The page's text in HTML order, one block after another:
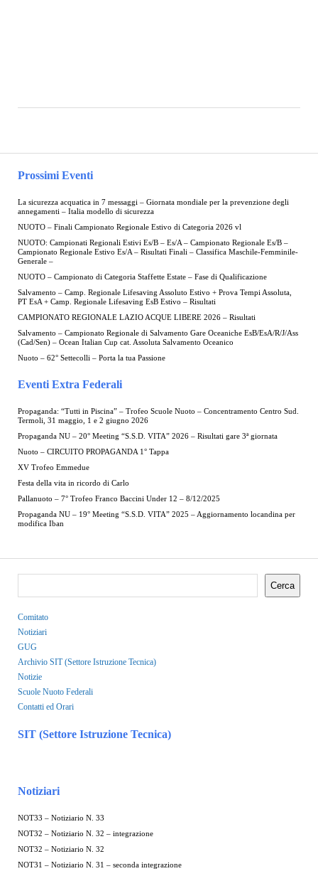
Prossimi Eventi
La sicurezza acquatica in 7 messaggi – Giornata mondiale per la prevenzione degli
annegamenti – Italia modello di sicurezza
NUOTO – Finali Campionato Regionale Estivo di Categoria 2026 vl
NUOTO: Campionati Regionali Estivi Es/B – Es/A – Campionato Regionale Es/B –
Campionato Regionale Estivo Es/A – Risultati Finali – Classifica Maschile-Femminile-
Generale –
NUOTO – Campionato di Categoria Staffette Estate – Fase di Qualificazione
Salvamento – Camp. Regionale Lifesaving Assoluto Estivo + Prova Tempi Assoluta,
PT EsA + Camp. Regionale Lifesaving EsB Estivo – Risultati
CAMPIONATO REGIONALE LAZIO ACQUE LIBERE 2026 – Risultati
Salvamento – Campionato Regionale di Salvamento Gare Oceaniche EsB/EsA/R/J/Ass
(Cad/Sen) – Ocean Italian Cup cat. Assoluta Salvamento Oceanico
Nuoto – 62° Settecolli – Porta la tua Passione
Eventi Extra Federali
Propaganda: “Tutti in Piscina” – Trofeo Scuole Nuoto – Concentramento Centro Sud.
Termoli, 31 maggio, 1 e 2 giugno 2026
Propaganda NU – 20° Meeting “S.S.D. VITA” 2026 – Risultati gare 3ª giornata
Nuoto – CIRCUITO PROPAGANDA 1° Tappa
XV Trofeo Emmedue
Festa della vita in ricordo di Carlo
Pallanuoto – 7° Trofeo Franco Baccini Under 12 – 8/12/2025
Propaganda NU – 19° Meeting “S.S.D. VITA” 2025 – Aggiornamento locandina per
modifica Iban
Cerca
Comitato
Notiziari
GUG
Archivio SIT (Settore Istruzione Tecnica)
Notizie
Scuole Nuoto Federali
Contatti ed Orari
SIT (Settore Istruzione Tecnica)
Notiziari
NOT33 – Notiziario N. 33
NOT32 – Notiziario N. 32 – integrazione
NOT32 – Notiziario N. 32
NOT31 – Notiziario N. 31 – seconda integrazione